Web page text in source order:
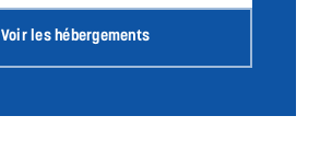
Voir les hébergements